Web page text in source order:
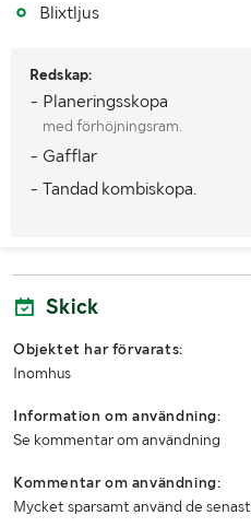
Däckdimension bak
Antal nycklar
MÅTT OCH VIKT:
Bredd (m)
Information om
Blixtljus
Redskap:
- Planeringsskopa
med förhöjningsram.
- Gafflar
- Tandad kombiskopa.
Skick
Objektet har förvarats:
Inomhus
Information om användning:
Se kommentar om användning
Kommentar om användning:
Mycket sparsamt använd de